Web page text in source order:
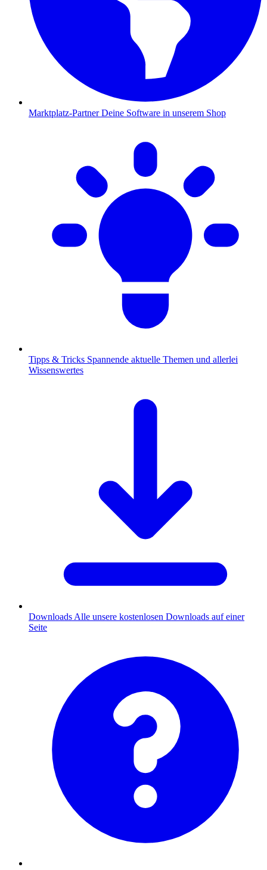
Marktplatz-Partner Deine Software in unserem Shop
Tipps & Tricks Spannende aktuelle Themen und allerlei
Wissenswertes
Downloads Alle unsere kostenlosen Downloads auf einer
Seite